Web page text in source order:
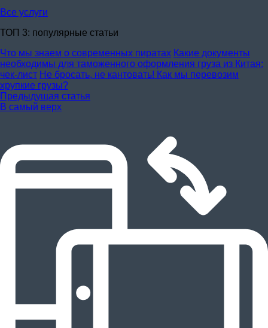
Все услуги
ТОП 3: популярные статьи
Что мы знаем о современных пиратах Какие документы
необходимы для таможенного оформления груза из Китая:
чек-лист Не бросать, не кантовать! Как мы перевозим
хрупкие грузы?
Предыдущая статья
В самый верх